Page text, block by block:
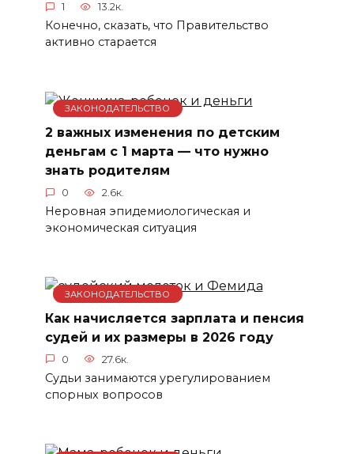
1 13.2к.
Конечно, сказать, что Правительство
активно старается
ЗАКОНОДАТЕЛЬСТВО
2 важных изменения по детским
деньгам с 1 марта — что нужно
знать родителям
0 2.6к.
Неровная эпидемиологическая и
экономическая ситуация
ЗАКОНОДАТЕЛЬСТВО
Как начисляется зарплата и пенсия
судей и их размеры в 2026 году
0 27.6к.
Судьи занимаются урегулированием
спорных вопросов